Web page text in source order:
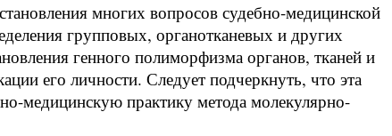
многих вопросов судебно-медицинской
групповых, органотканевых и других
генного полиморфизма органов, тканей и
его личности. Следует подчеркнуть, что эта
медицинскую практику метода молекулярно-